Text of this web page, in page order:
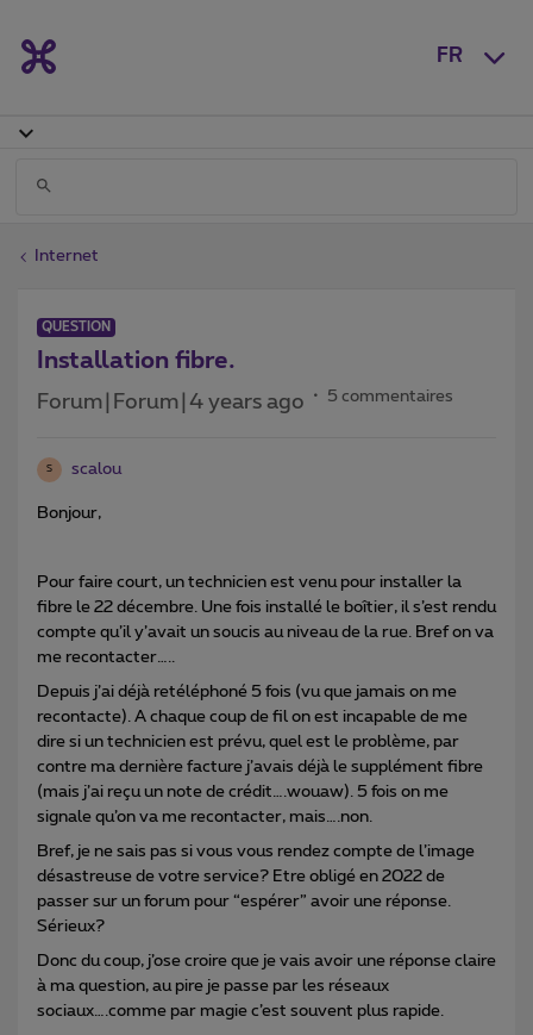
FR
Internet
QUESTION
Installation fibre.
Forum|Forum|4 years ago 5 commentaires
S scalou
Bonjour,
Pour faire court, un technicien est venu pour installer la
fibre le 22 décembre. Une fois installé le boîtier, il s’est rendu
compte qu’il y’avait un soucis au niveau de la rue. Bref on va
me recontacter…..
Depuis j’ai déjà retéléphoné 5 fois (vu que jamais on me
recontacte). A chaque coup de fil on est incapable de me
dire si un technicien est prévu, quel est le problème, par
contre ma dernière facture j’avais déjà le supplément fibre
(mais j’ai reçu un note de crédit….wouaw). 5 fois on me
signale qu’on va me recontacter, mais….non.
Bref, je ne sais pas si vous vous rendez compte de l’image
désastreuse de votre service? Etre obligé en 2022 de
passer sur un forum pour “espérer” avoir une réponse.
Sérieux?
Donc du coup, j’ose croire que je vais avoir une réponse claire
à ma question, au pire je passe par les réseaux
sociaux….comme par magie c’est souvent plus rapide.